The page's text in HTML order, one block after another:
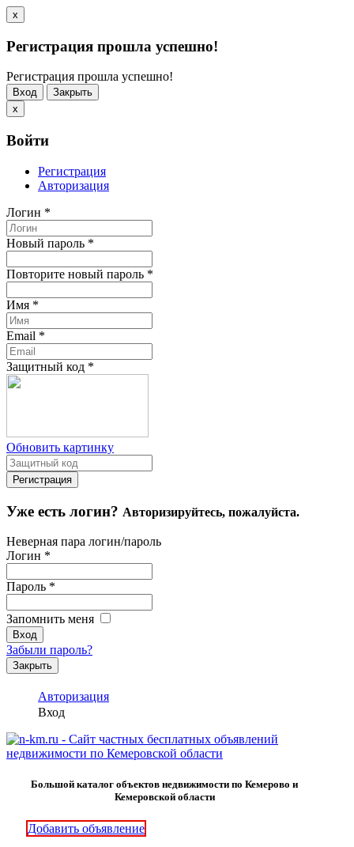
x
Регистрация прошла успешно!
Регистрация прошла успешно!
Вход
Закрыть
x
Войти
Регистрация
Авторизация
Логин *
Новый пароль *
Повторите новый пароль *
Имя *
Email *
Защитный код *
Обновить картинку
Уже есть логин? Авторизируйтесь, пожалуйста.
Неверная пара логин/пароль
Логин *
Пароль *
Запомнить меня
Забыли пароль?
Закрыть
Авторизация
Вход
Большой каталог объектов недвижимости по Кемерово и
Кемеровской области
Добавить объявление